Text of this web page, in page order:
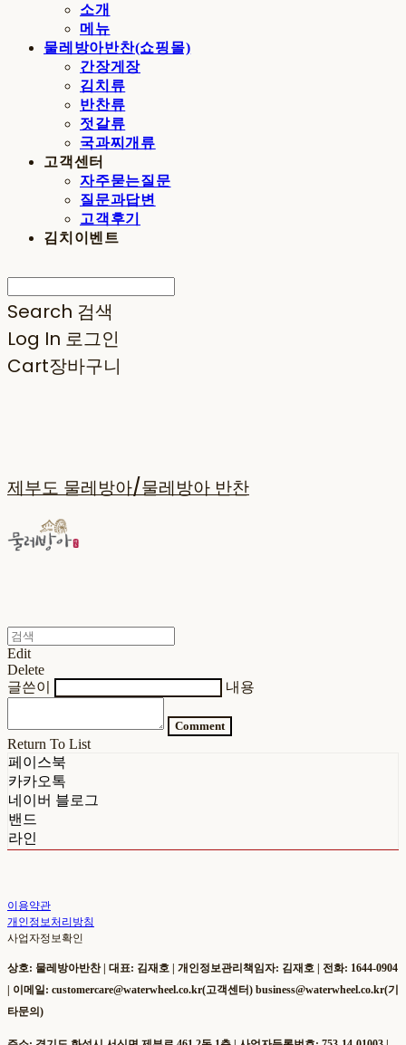
소개
메뉴
물레방아반찬(쇼핑몰)
간장게장
김치류
반찬류
젓갈류
국과찌개류
고객센터
자주묻는질문
질문과답변
고객후기
김치이벤트
Search 검색
Log In 로그인
Cart장바구니
제부도 물레방아/물레방아 반찬
Edit
Delete
글쓴이
내용
Comment
Return To List
페이스북
카카오톡
네이버 블로그
밴드
라인
이용약관
개인정보처리방침
사업자정보확인
상호: 물레방아반찬 | 대표: 김재호 | 개인정보관리책임자: 김재호 | 전화: 1644-0904
| 이메일: customercare@waterwheel.co.kr(고객센터) business@waterwheel.co.kr(기
타문의)